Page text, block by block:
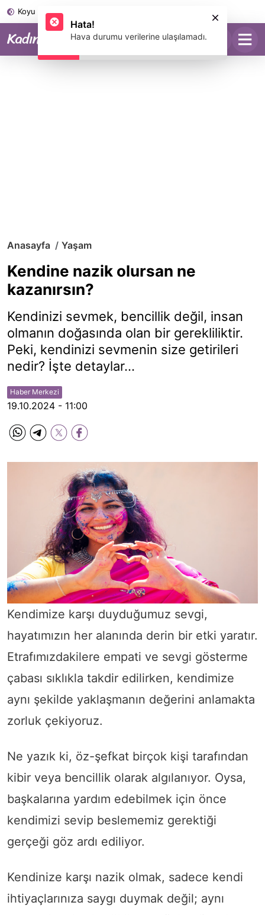
Koyu Mod
Anasayfa Yaşam
Kendine nazik olursan ne
kazanırsın?
Kendinizi sevmek, bencillik değil, insan
olmanın doğasında olan bir gerekliliktir.
Peki, kendinizi sevmenin size getirileri
nedir? İşte detaylar...
Haber Merkezi
19.10.2024 - 11:00
Kendimize karşı duyduğumuz sevgi,
hayatımızın her alanında derin bir etki yaratır.
Etrafımızdakilere empati ve sevgi gösterme
çabası sıklıkla takdir edilirken, kendimize
aynı şekilde yaklaşmanın değerini anlamakta
zorluk çekiyoruz.
Ne yazık ki, öz-şefkat birçok kişi tarafından
kibir veya bencillik olarak algılanıyor. Oysa,
başkalarına yardım edebilmek için önce
kendimizi sevip beslememiz gerektiği
gerçeği göz ardı ediliyor.
Kendinize karşı nazik olmak, sadece kendi
ihtiyaçlarınıza saygı duymak değil; aynı
Hata!
Hava durumu verilerine ulaşılamadı.